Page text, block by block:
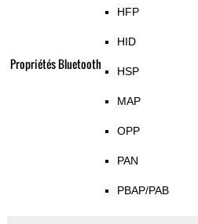
Propriétés Bluetooth
HFP
HID
HSP
MAP
OPP
PAN
PBAP/PAB